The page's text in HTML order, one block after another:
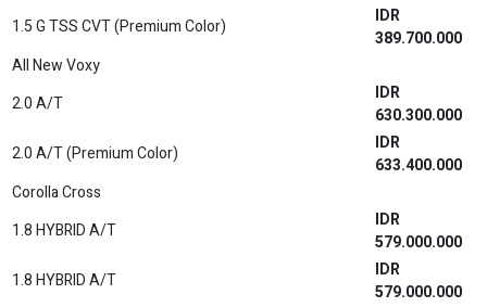
1.5 G TSS CVT (Premium Color)
IDR
389.700.000
All New Voxy
2.0 A/T
IDR
630.300.000
2.0 A/T (Premium Color)
IDR
633.400.000
Corolla Cross
1.8 HYBRID A/T
IDR
579.000.000
1.8 HYBRID A/T
IDR
579.000.000